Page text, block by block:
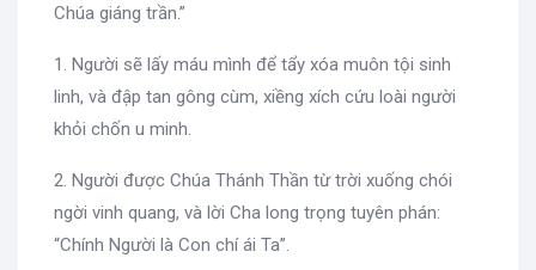
Chúa giáng trần.”
1. Người sẽ lấy máu mình để tẩy xóa muôn tội sinh
linh, và đập tan gông cùm, xiềng xích cứu loài người
khỏi chốn u minh.
2. Người được Chúa Thánh Thần từ trời xuống chói
ngời vinh quang, và lời Cha long trọng tuyên phán:
“Chính Người là Con chí ái Ta”.